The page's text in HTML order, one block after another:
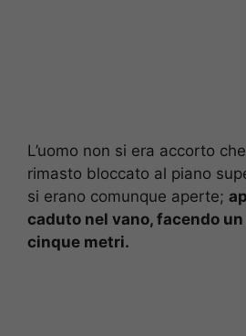
L’uomo non si era accorto
rimasto bloccato al piano
si erano comunque aperte;
caduto nel vano, facendo
cinque metri.